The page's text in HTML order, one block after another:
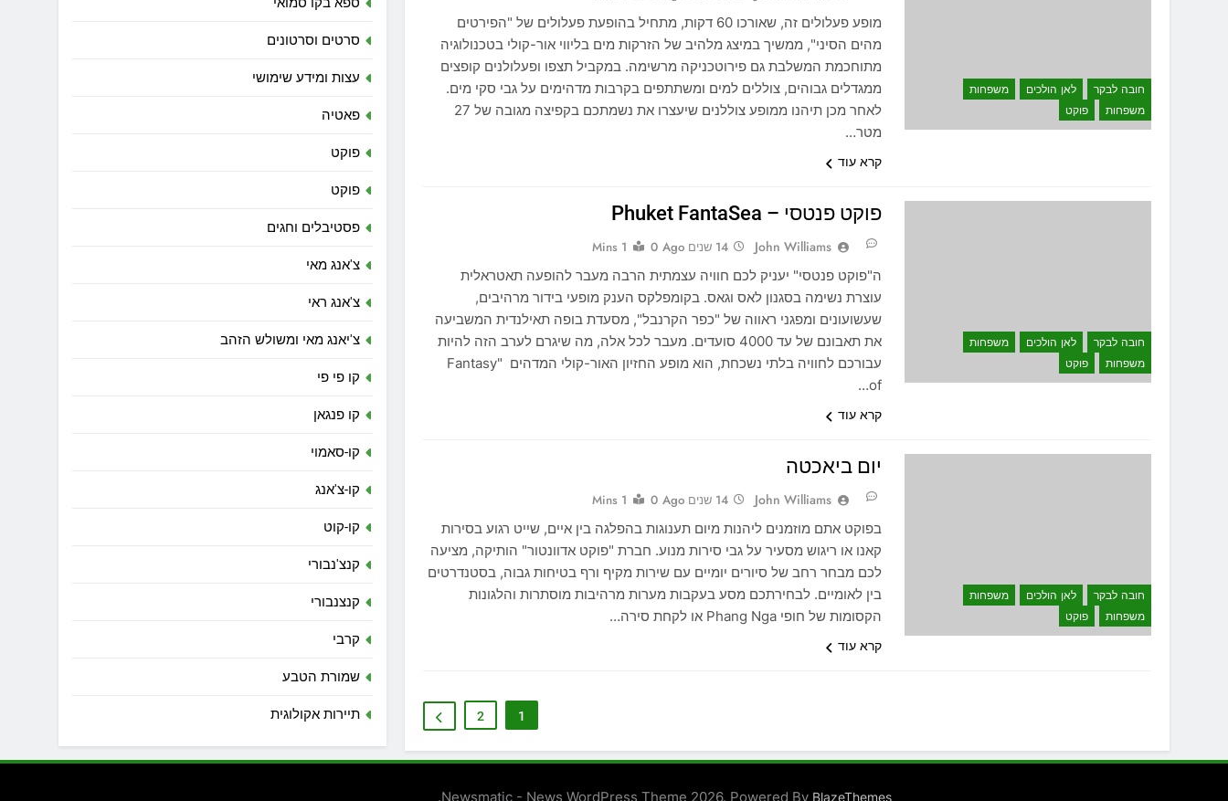
חובה לבקר לאן הולכים
משפחות
משפחות
פוקט
מופע פעלולים זה, שאורכו 60 דקות, מתחיל בהופעת פעלולים של "הפירטים
מהים הסיני", ממשיך במיצג מלהיב של הזרקות מים בליווי אור-קולי בטכנולוגיה
מתוחכמת המשלבת גם פירוטכניקה מרשימה. במקביל תצפו ופעלולנים קופצים
ממגדלים גבוהים, צוללים למים ומשתתפים בקרבות מדהימים על גבי סקי מים.
לאחר מכן תיהנו ממופע צוללנים שיעצרו את נשמתכם בקפיצה מגובה של 27
מטר…
קרא עוד
חובה לבקר לאן הולכים
משפחות
משפחות
פוקט
פוקט פנטסי – Phuket FantaSea
John Williams 14 שנים Ago 0
1 Mins
ה"פוקט פנטסי" יעניק לכם חוויה עצמתית הרבה מעבר להופעה תאטראלית
עוצרת נשימה בסגנון לאס וגאס. בקומפלקס הענק מופעי בידור מרהיבים,
שעשועונים ומפגני ראווה של "כפר הקרנבל", מסעדת בופה תאילנדית המשביעה
את תאבונם של עד 4000 סועדים. מעבר לכל אלה, מה שיגרם לערב הזה להיות
עבורכם לחוויה בלתי נשכחת, הוא מופע החזיון האור-קולי המדהים "Fantasy
of…
קרא עוד
חובה לבקר לאן הולכים
משפחות
משפחות
פוקט
יום ביאכטה
John Williams 14 שנים Ago 0
1 Mins
בפוקט אתם מוזמנים ליהנות מיום תענוגות בהפלגה בין איים, שייט רגוע בסירות
קאנו או ריגוש מסעיר על גבי סירות מנוע. חברת "פוקט אדוונטור" הותיקה, מציעה
לכם מבחר רחב של סיורים יומיים עם שירות מקיף ורף בטיחות גבוה, בסטנדרטים
בין לאומיים. לבחירתכם מסע בעקבות מערות מרהיבות מוסתרות והלגונות
הקסומות של חופי Phang Nga או לקחת סירה…
קרא עוד
1
2
סרטים וסרטונים
עצות ומידע שימושי
פאטיה
פוקט
פוקט
פסטיבלים וחגים
צ'אנג מאי
צ'אנג ראי
צ'יאנג מאי ומשולש הזהב
קו פי פי
קו פנגאן
קו-סאמוי
קו-צ'אנג
קו-קוט
קנצ'נבורי
קנצנבורי
קרבי
שמורת הטבע
תיירות אקולוגית
Newsmatic - News WordPress Theme 2026. Powered By BlazeThemes
.